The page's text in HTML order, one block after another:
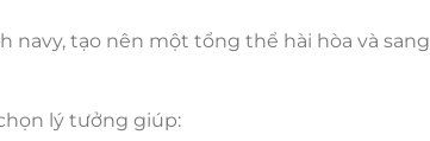
navy, tạo nên một tổng thể hài hòa và
lý tưởng giúp: